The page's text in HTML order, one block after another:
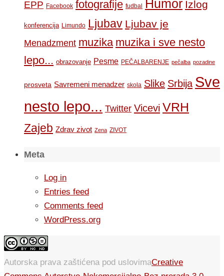
EPP Facebook fotografije fudbal Humor Izlog
konferencija Limundo Ljubav Ljubav je
Menadzment muzika muzika i sve nesto
lepo... obrazovanje Pesme PEČALBARENJE pečalba pozadine
prosveta Savremeni menadzer skola Slike Srbija Sve
nesto lepo... Twitter Vicevi VRH
Zajeb Zdrav zivot Zena ZIVOT
Meta
Log in
Entries feed
Comments feed
WordPress.org
Autorska prava zaštićena pod uslovimaCreative